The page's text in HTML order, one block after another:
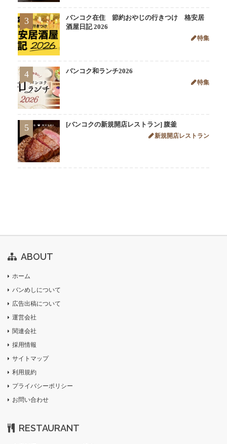
3
バンコク在住 節約おやじの行きつけ 格安居
酒屋日記 2026
特集
4 バンコク和ランチ2026
特集
5 [バンコクの新規開店レストラン] 腹釜
新規開店レストラン
ABOUT
ホーム
バンめしについて
広告出稿について
運営会社
関連会社
採用情報
サイトマップ
利用規約
プライバシーポリシー
お問い合わせ
RESTAURANT